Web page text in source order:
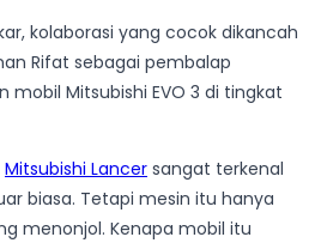
kolaborasi yang cocok dikancah
Rifat sebagai pembalap
Mitsubishi EVO 3 di tingkat
Mitsubishi Lancer sangat terkenal
biasa. Tetapi mesin itu hanya
menonjol. Kenapa mobil itu